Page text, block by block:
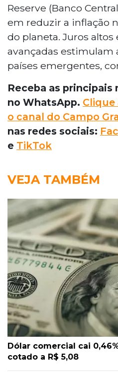
Reserve (Banco
em reduzir a inflação
do planeta. Juros
avançadas estimulam
países emergentes,
Receba as principais
no WhatsApp. Clique
o canal do Campo
nas redes sociais:
e TikTok
VEJA TAMBÉM
Dólar comercial cai
cotado a R$ 5,08